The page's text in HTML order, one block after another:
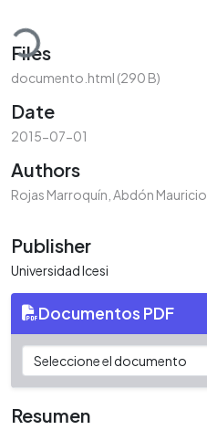
Files
documento.html (290 B)
Date
2015-07-01
Authors
Rojas Marroquín, Abdón Mauricio
Publisher
Universidad Icesi
Documentos PDF
Resumen